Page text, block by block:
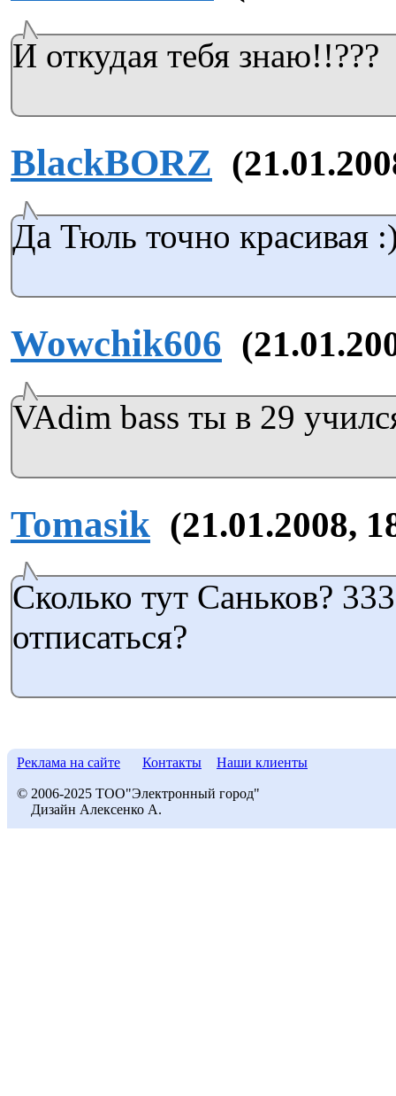
И откудая тебя знаю!!???
BlackBORZ
Да Тюль точно красивая
Wowchik606
VAdim bass ты в 29
Tomasik (21.01.2008,
Сколько тут Саньков?
отписаться?
Реклама на сайте Контакты Наши клиенты
© 2006-2025 ТОО"Электронный город"
Дизайн Алексенко А.